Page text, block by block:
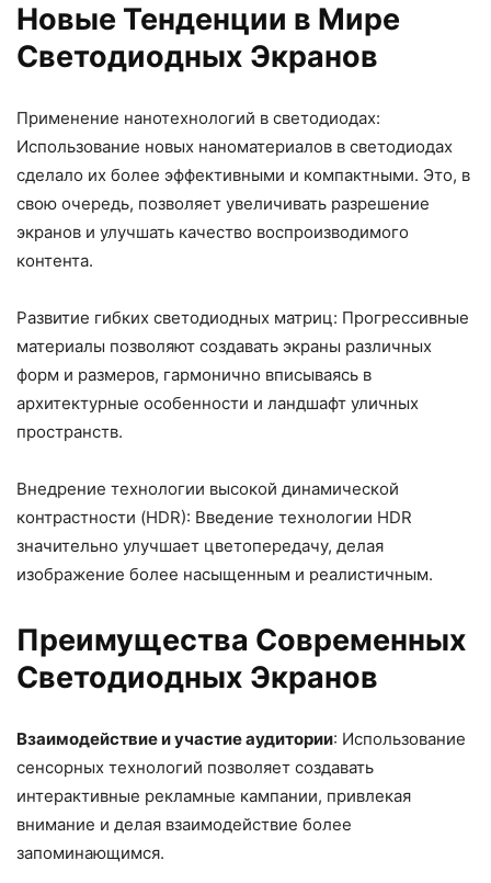
Новые Тенденции в Мире
Светодиодных Экранов
Применение нанотехнологий в светодиодах:
Использование новых наноматериалов в светодиодах
сделало их более эффективными и компактными. Это, в
свою очередь, позволяет увеличивать разрешение
экранов и улучшать качество воспроизводимого
контента.
Развитие гибких светодиодных матриц: Прогрессивные
материалы позволяют создавать экраны различных
форм и размеров, гармонично вписываясь в
архитектурные особенности и ландшафт уличных
пространств.
Внедрение технологии высокой динамической
контрастности (HDR): Введение технологии HDR
значительно улучшает цветопередачу, делая
изображение более насыщенным и реалистичным.
Преимущества Современных
Светодиодных Экранов
Взаимодействие и участие аудитории: Использование
сенсорных технологий позволяет создавать
интерактивные рекламные кампании, привлекая
внимание и делая взаимодействие более
запоминающимся.